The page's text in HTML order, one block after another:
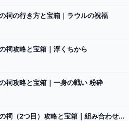
祠の行き方と宝箱｜ラウルの祝福
祠攻略と宝箱｜浮くちから
祠攻略と宝箱｜一身の戦い 粉砕
インイサの祠（2つ目）攻略と宝箱｜組み合わせる力